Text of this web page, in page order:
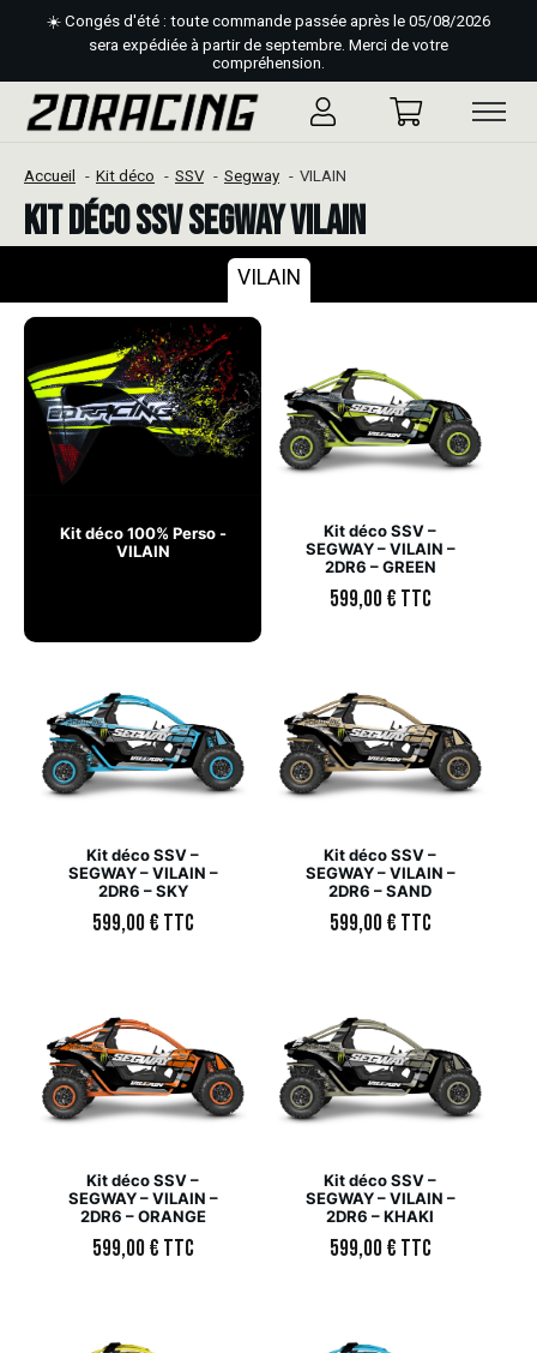
☀️ Congés d'été : toute commande passée après le 05/08/2026
sera expédiée à partir de septembre. Merci de votre
compréhension.
Accueil Kit déco SSV Segway VILAIN
Kit déco SSV Segway VILAIN
VILAIN
Kit déco 100% Perso -
VILAIN
Kit déco SSV –
SEGWAY – VILAIN –
2DR6 – GREEN
599,00€ TTC
Kit déco SSV –
SEGWAY – VILAIN –
2DR6 – SKY
599,00€ TTC
Kit déco SSV –
SEGWAY – VILAIN –
2DR6 – SAND
599,00€ TTC
Kit déco SSV –
SEGWAY – VILAIN –
2DR6 – ORANGE
599,00€ TTC
Kit déco SSV –
SEGWAY – VILAIN –
2DR6 – KHAKI
599,00€ TTC